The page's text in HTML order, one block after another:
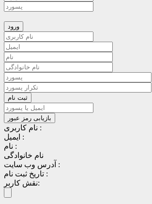
نام کاربری :
ایمیل :
نام :
نام خانوادگی
آدرس وب سایت :
تاریخ ثبت نام :
نقش کاربر: